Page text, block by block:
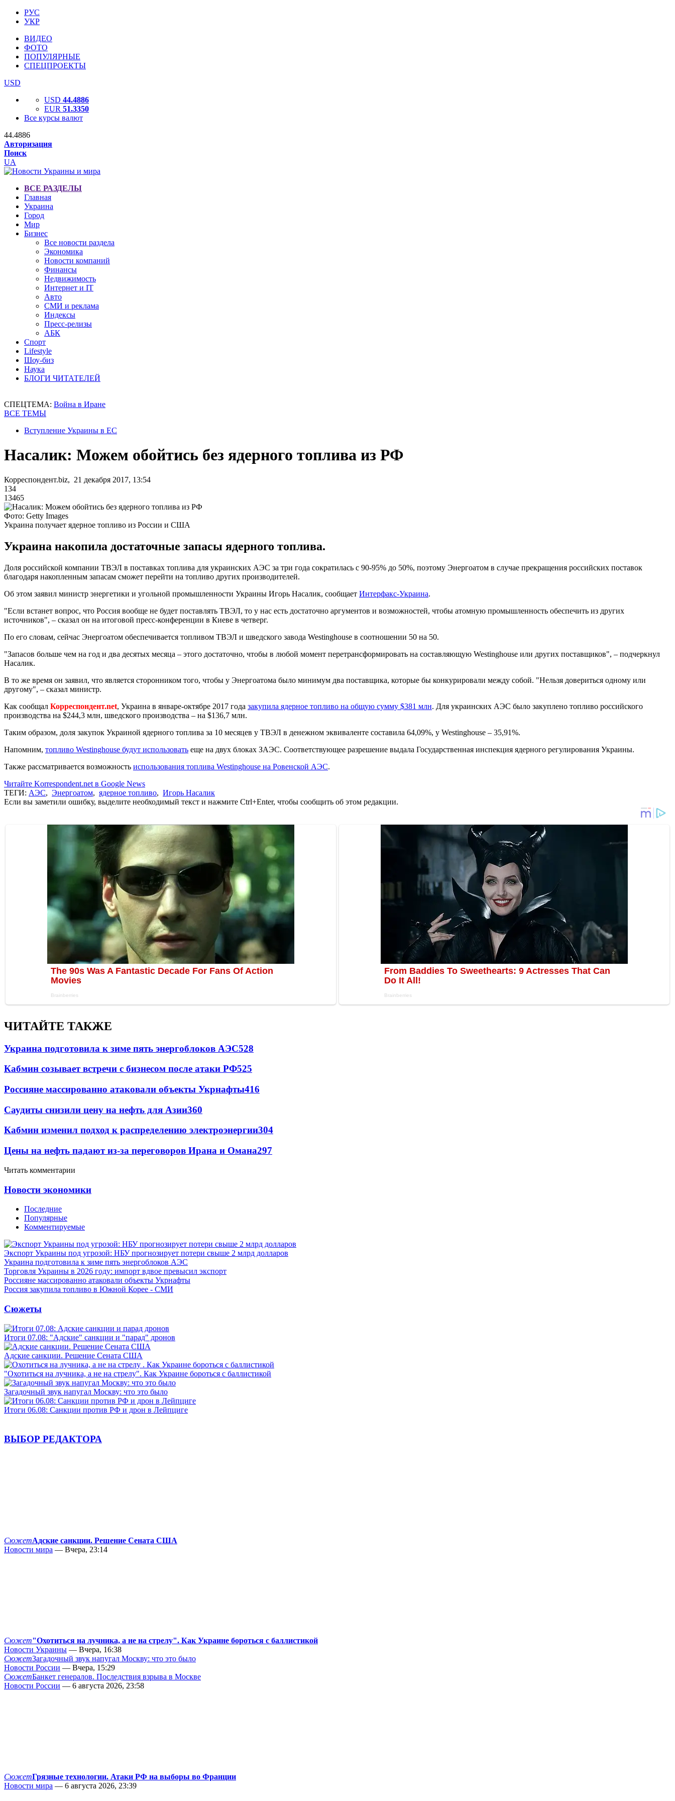
РУС
УКР
ВИДЕО
ФОТО
ПОПУЛЯРНЫЕ
СПЕЦПРОЕКТЫ
USD
USD 44.4886
EUR 51.3350
Все курсы валют
44.4886
Авторизация
Поиск
UA
ВСЕ РАЗДЕЛЫ
Главная
Украина
Город
Мир
Бизнес
Все новости раздела
Экономика
Новости компаний
Финансы
Недвижимость
Интернет и IT
Авто
СМИ и реклама
Индексы
Пресс-релизы
АБК
Спорт
Lifestyle
Шоу-биз
Наука
БЛОГИ ЧИТАТЕЛЕЙ
СПЕЦТЕМА: Война в Иране
ВСЕ ТЕМЫ
Вступление Украины в ЕС
Насалик: Можем обойтись без ядерного топлива из РФ
Корреспондент.biz, 21 декабря 2017, 13:54
134
13465
Фото: Getty Images
Украина получает ядерное топливо из России и США
Украина накопила достаточные запасы ядерного топлива.
Доля российской компании ТВЭЛ в поставках топлива для украинских АЭС за три года сократилась с 90-95% до 50%, поэтому Энергоатом в случае прекращения российских поставок
благодаря накопленным запасам сможет перейти на топливо других производителей.
Об этом заявил министр энергетики и угольной промышленности Украины Игорь Насалик, сообщает Интерфакс-Украина.
"Если встанет вопрос, что Россия вообще не будет поставлять ТВЭЛ, то у нас есть достаточно аргументов и возможностей, чтобы атомную промышленность обеспечить из других
источников", – сказал он на итоговой пресс-конференции в Киеве в четверг.
По его словам, сейчас Энергоатом обеспечивается топливом ТВЭЛ и шведского завода Westinghouse в соотношении 50 на 50.
"Запасов больше чем на год и два десятых месяца – этого достаточно, чтобы в любой момент перетрансформировать на составляющую Westinghouse или других поставщиков", – подчеркнул
Насалик.
В то же время он заявил, что является сторонником того, чтобы у Энергоатома было минимум два поставщика, которые бы конкурировали между собой. "Нельзя довериться одному или
другому", – сказал министр.
Как сообщал Корреспондент.net, Украина в январе-октябре 2017 года закупила ядерное топливо на общую сумму $381 млн. Для украинских АЭС было закуплено топливо российского
производства на $244,3 млн, шведского производства – на $136,7 млн.
Таким образом, доля закупок Украиной ядерного топлива за 10 месяцев у ТВЭЛ в денежном эквиваленте составила 64,09%, у Westinghouse – 35,91%.
Напомним, топливо Westinghouse будут использовать еще на двух блоках ЗАЭС. Соответствующее разрешение выдала Государственная инспекция ядерного регулирования Украины.
Также рассматривается возможность использования топлива Westinghouse на Ровенской АЭС.
Читайте Korrespondent.net в Google News
ТЕГИ: АЭС, Энергоатом, ядерное топливо, Игорь Насалик
Если вы заметили ошибку, выделите необходимый текст и нажмите Ctrl+Enter, чтобы сообщить об этом редакции.
ЧИТАЙТЕ ТАКЖЕ
Украина подготовила к зиме пять энергоблоков АЭС528
Кабмин созывает встречи с бизнесом после атаки РФ525
Россияне массированно атаковали объекты Укрнафты416
Саудиты снизили цену на нефть для Азии360
Кабмин изменил подход к распределению электроэнергии304
Цены на нефть падают из-за переговоров Ирана и Омана297
Читать комментарии
Новости экономики
Последние
Популярные
Комментируемые
Экспорт Украины под угрозой: НБУ прогнозирует потери свыше 2 млрд долларов
Украина подготовила к зиме пять энергоблоков АЭС
Торговля Украины в 2026 году: импорт вдвое превысил экспорт
Россияне массированно атаковали объекты Укрнафты
Россия закупила топливо в Южной Корее - СМИ
Сюжеты
Итоги 07.08: "Адские" санкции и "парад" дронов
Адские санкции. Решение Сената США
"Охотиться на лучника, а не на стрелу". Как Украине бороться с баллистикой
Загадочный звук напугал Москву: что это было
Итоги 06.08: Санкции против РФ и дрон в Лейпциге
ВЫБОР РЕДАКТОРА
СюжетАдские санкции. Решение Сената США
Новости мира — Вчера, 23:14
Сюжет"Охотиться на лучника, а не на стрелу". Как Украине бороться с баллистикой
Новости Украины — Вчера, 16:38
СюжетЗагадочный звук напугал Москву: что это было
Новости России — Вчера, 15:29
СюжетБанкет генералов. Последствия взрыва в Москве
Новости России — 6 августа 2026, 23:58
СюжетГрязные технологии. Атаки РФ на выборы во Франции
Новости мира — 6 августа 2026, 23:39